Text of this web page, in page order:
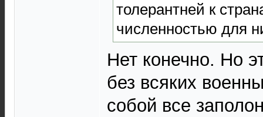
толерантней к
численностью для
Нет конечно. Но
без всяких
собой все